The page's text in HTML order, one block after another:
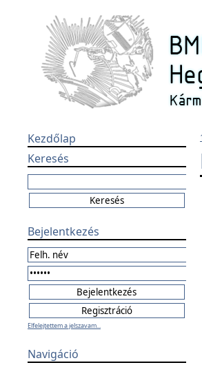
Kezdőlap
Keresés
Bejelentkezés
Elfelejtettem a jelszavam...
Navigáció